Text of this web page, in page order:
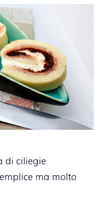
di ciliegie
ma molto